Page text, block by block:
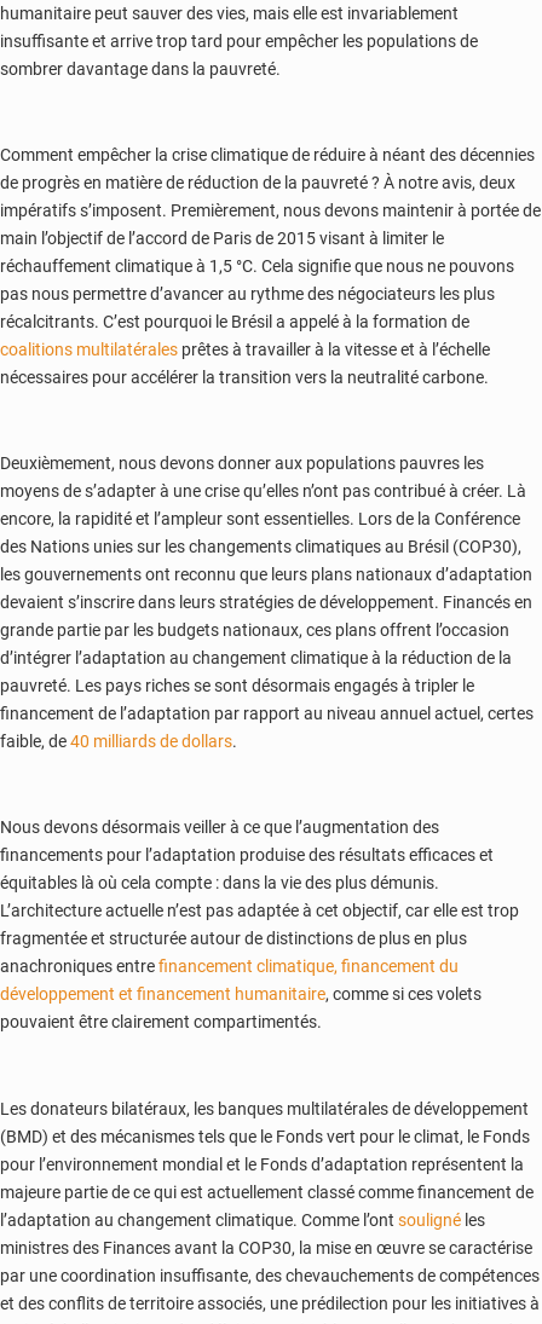
humanitaire peut sauver des vies, mais elle est invariablement
insuffisante et arrive trop tard pour empêcher les populations de
sombrer davantage dans la pauvreté.
Comment empêcher la crise climatique de réduire à néant des décennies
de progrès en matière de réduction de la pauvreté ? À notre avis, deux
impératifs s’imposent. Premièrement, nous devons maintenir à portée de
main l’objectif de l’accord de Paris de 2015 visant à limiter le
réchauffement climatique à 1,5 °C. Cela signifie que nous ne pouvons
pas nous permettre d’avancer au rythme des négociateurs les plus
récalcitrants. C’est pourquoi le Brésil a appelé à la formation de
coalitions multilatérales prêtes à travailler à la vitesse et à l’échelle
nécessaires pour accélérer la transition vers la neutralité carbone.
Deuxièmement, nous devons donner aux populations pauvres les
moyens de s’adapter à une crise qu’elles n’ont pas contribué à créer. Là
encore, la rapidité et l’ampleur sont essentielles. Lors de la Conférence
des Nations unies sur les changements climatiques au Brésil (COP30),
les gouvernements ont reconnu que leurs plans nationaux d’adaptation
devaient s’inscrire dans leurs stratégies de développement. Financés en
grande partie par les budgets nationaux, ces plans offrent l’occasion
d’intégrer l’adaptation au changement climatique à la réduction de la
pauvreté. Les pays riches se sont désormais engagés à tripler le
financement de l’adaptation par rapport au niveau annuel actuel, certes
faible, de40 milliards de dollars.
Nous devons désormais veiller à ce que l’augmentation des
financements pour l’adaptation produise des résultats efficaces et
équitables là où cela compte : dans la vie des plus démunis.
L’architecture actuelle n’est pas adaptée à cet objectif, car elle est trop
fragmentée et structurée autour de distinctions de plus en plus
anachroniques entrefinancement climatique, financement du
développement et financement humanitaire, comme si ces volets
pouvaient être clairement compartimentés.
Les donateurs bilatéraux, les banques multilatérales de développement
(BMD) et des mécanismes tels que le Fonds vert pour le climat, le Fonds
pour l’environnement mondial et le Fonds d’adaptation représentent la
majeure partie de ce qui est actuellement classé comme financement de
l’adaptation au changement climatique. Comme l’ont souligné les
ministres des Finances avant la COP30, la mise en œuvre se caractérise
par une coordination insuffisante, des chevauchements de compétences
et des conflits de territoire associés, une prédilection pour les initiatives à